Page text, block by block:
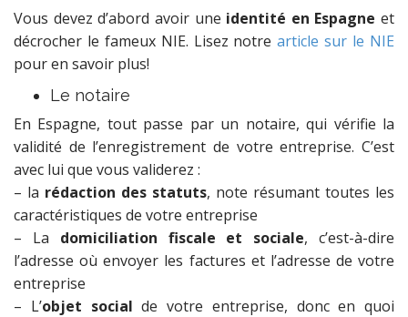
Vous devez d’abord avoir une identité en Espagne et
décrocher le fameux NIE. Lisez notrearticle sur le NIE
pour en savoir plus!
Le notaire
En Espagne, tout passe par un notaire, qui vérifie la
validité de l’enregistrement de votre entreprise. C’est
avec lui que vous validerez :
– la rédaction des statuts, note résumant toutes les
caractéristiques de votre entreprise
– La domiciliation fiscale et sociale, c’est-à-dire
l’adresse où envoyer les factures et l’adresse de votre
entreprise
– L’objet social de votre entreprise, donc en quoi